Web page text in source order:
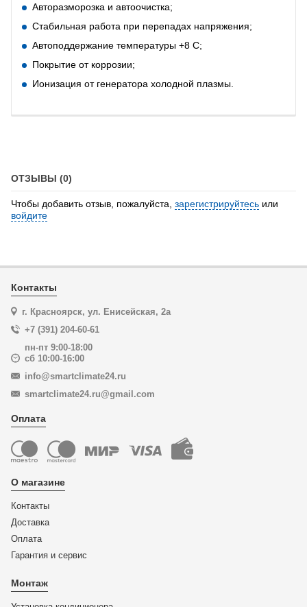
Авторазморозка и автоочистка;
Стабильная работа при перепадах напряжения;
Автоподдержание температуры +8 С;
Покрытие от коррозии;
Ионизация от генератора холодной плазмы.
ОТЗЫВЫ (0)
Чтобы добавить отзыв, пожалуйста, зарегистрируйтесь или
войдите
Контакты
г. Красноярск, ул. Енисейская, 2а
+7 (391) 204-60-61
пн-пт 9:00-18:00
сб 10:00-16:00
info@smartclimate24.ru
smartclimate24.ru@gmail.com
Оплата
О магазине
Контакты
Доставка
Оплата
Гарантия и сервис
Монтаж